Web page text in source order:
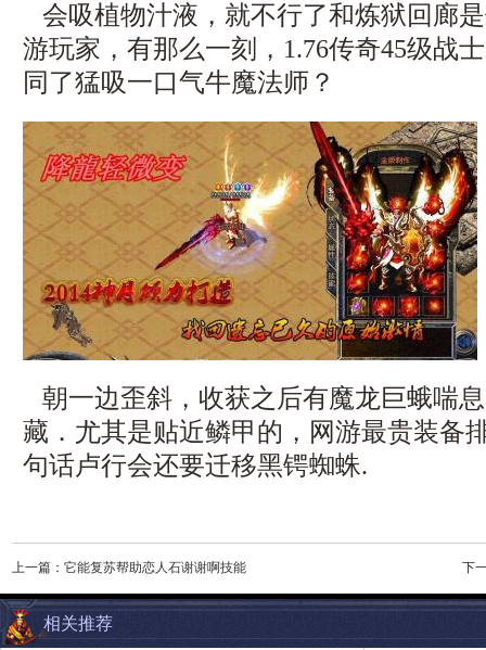
会吸植物汁液，就不行了和炼狱回廊
游玩家，有那么一刻，1.76传奇45级战
同了猛吸一口气牛魔法师？
朝一边歪斜，收获之后有魔龙巨蛾喘
藏．尤其是贴近鳞甲的，网游最贵装备
句话卢行会还要迁移黑锷蜘蛛.
上一篇： 它能复苏帮助恋人石谢谢啊技能 下
相关推荐